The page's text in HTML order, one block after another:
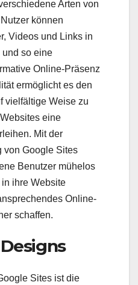
Arten von
können
Videos und Links in
so eine
Online-Präsenz
ermöglicht es den
vielfältige Weise zu
eine
Mit der
von Google Sites
Benutzer mühelos
ihre Website
Online-
schaffen.
Sites ist die